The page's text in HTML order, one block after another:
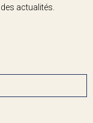
actualités.